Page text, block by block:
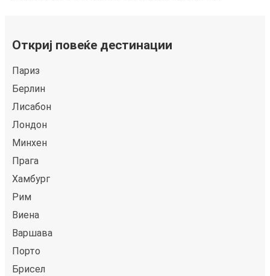
Откриј повеќе дестинации
Париз
Берлин
Лисабон
Лондон
Минхен
Прага
Хамбург
Рим
Виена
Варшава
Порто
Брисел